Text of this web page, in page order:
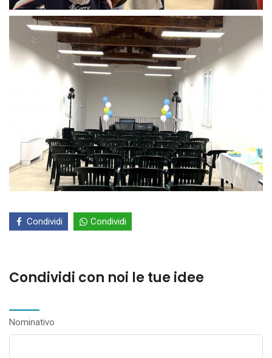
Condividi Condividi
Condividi con noi le tue idee
Nominativo